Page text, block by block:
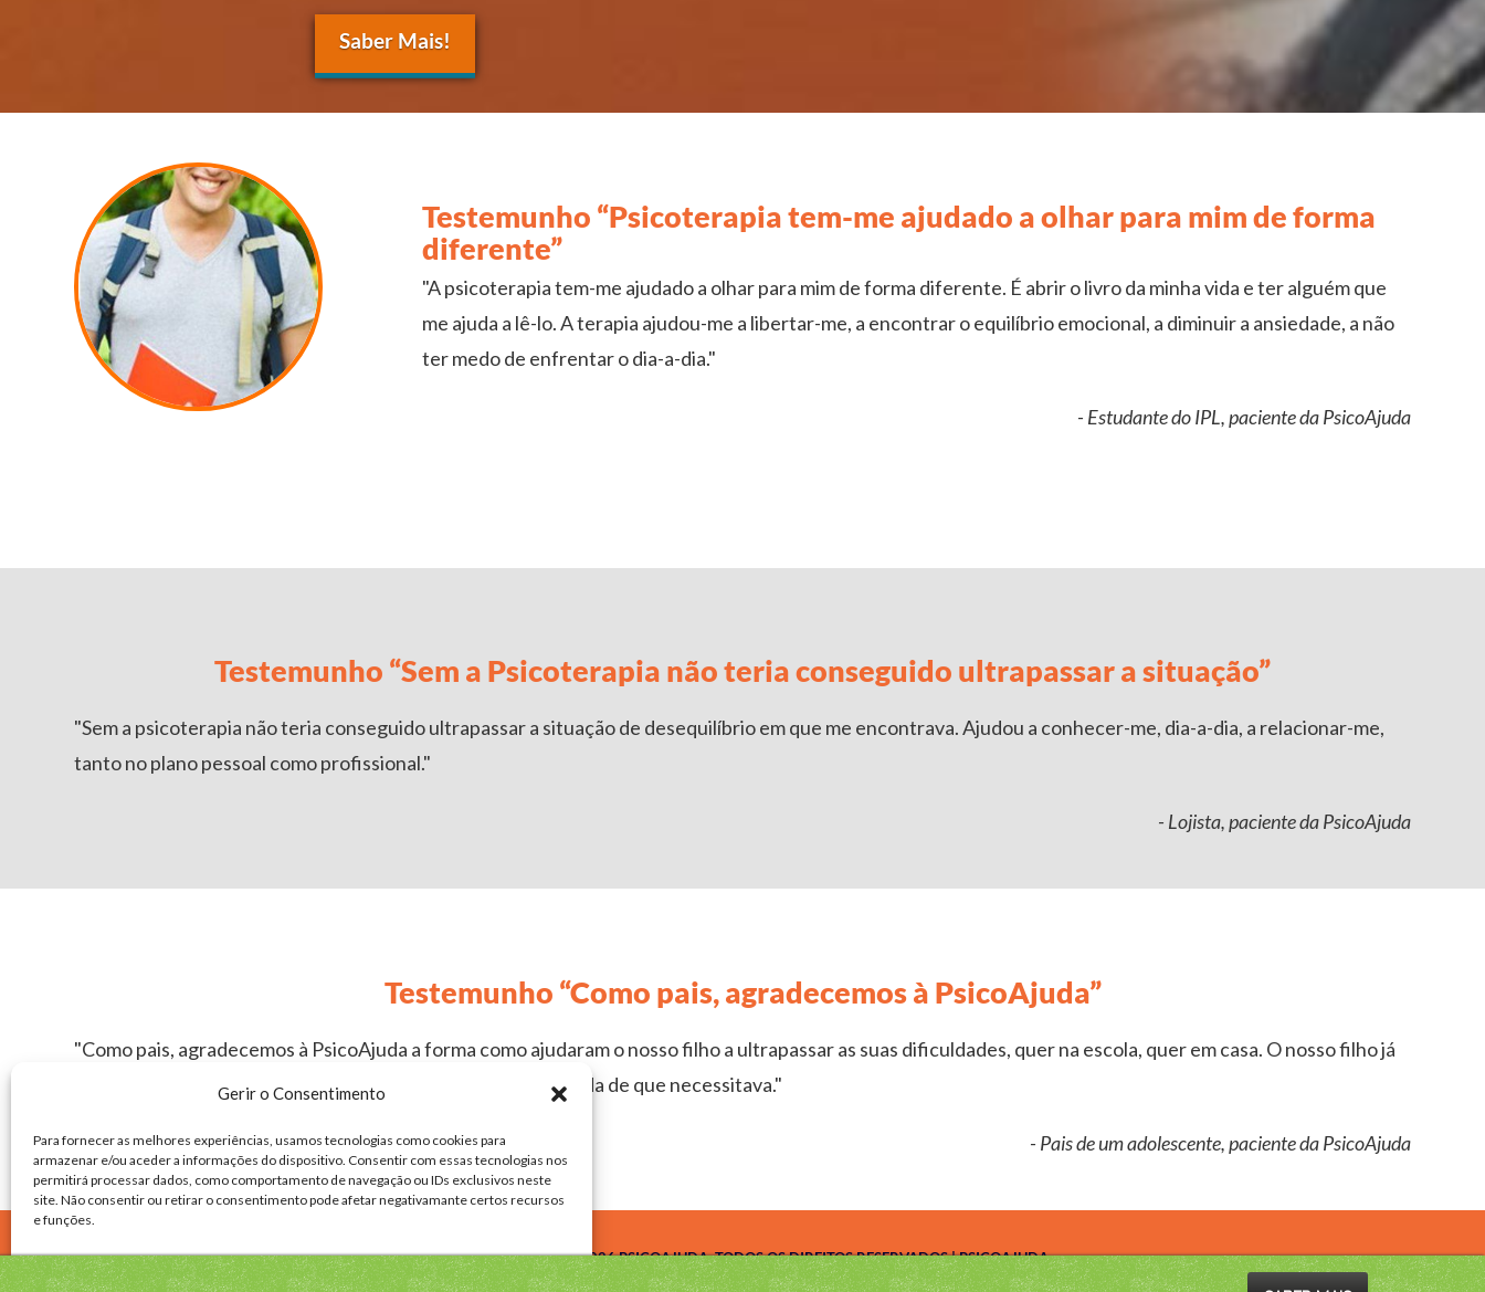
Gerir o Consentimento
Para fornecer as melhores experiências, usamos tecnologias como cookies para
armazenar e/ou aceder a informações do dispositivo. Consentir com essas tecnologias nos
permitirá processar dados, como comportamento de navegação ou IDs exclusivos neste
site. Não consentir ou retirar o consentimento pode afetar negativamante certos recursos
e funções.
Aceitar Negar Ver preferências
Saber Mais!
Testemunho “Psicoterapia tem-me ajudado a olhar para mim de forma
diferente”
"A psicoterapia tem-me ajudado a olhar para mim de forma diferente. É abrir o livro da minha vida e ter alguém que
me ajuda a lê-lo. A terapia ajudou-me a libertar-me, a encontrar o equilíbrio emocional, a diminuir a ansiedade, a não
ter medo de enfrentar o dia-a-dia."
- Estudante do IPL, paciente da PsicoAjuda
Testemunho “Sem a Psicoterapia não teria conseguido ultrapassar a situação”
"Sem a psicoterapia não teria conseguido ultrapassar a situação de desequilíbrio em que me encontrava. Ajudou a conhecer-me, dia-a-dia, a relacionar-me,
tanto no plano pessoal como profissional."
- Lojista, paciente da PsicoAjuda
Testemunho “Como pais, agradecemos à PsicoAjuda”
"Como pais, agradecemos à PsicoAjuda a forma como ajudaram o nosso filho a ultrapassar as suas dificuldades, quer na escola, quer em casa. O nosso filho já
vinha de outros psicólogos, mas foi aqui que encontrou a ajuda de que necessitava."
- Pais de um adolescente, paciente da PsicoAjuda
COPYRIGHT © 2018-2026 PSICOAJUDA. TODOS OS DIREITOS RESERVADOS | PSICOAJUDA